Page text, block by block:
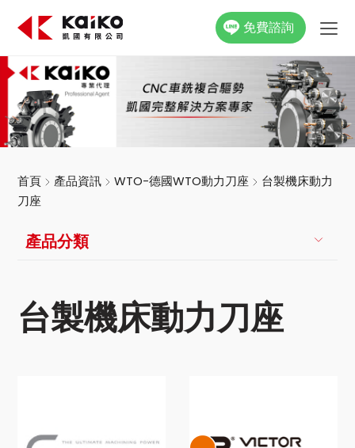
免費諮詢
關於凱國
產品資訊
最新消息
聯絡我們
首頁 產品資訊 WTO-德國WTO動力刀座
台製機床動力
刀座
產品分類
台製機床動力刀座